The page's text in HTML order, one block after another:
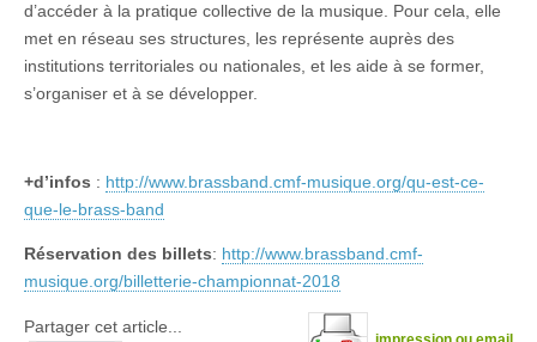
d’accéder à la pratique collective de la musique. Pour cela, elle
met en réseau ses structures, les représente auprès des
institutions territoriales ou nationales, et les aide à se former,
s’organiser et à se développer.
+d’infos : http://www.brassband.cmf-musique.org/qu-est-ce-
que-le-brass-band
Réservation des billets: http://www.brassband.cmf-
musique.org/billetterie-championnat-2018
Partager cet article...